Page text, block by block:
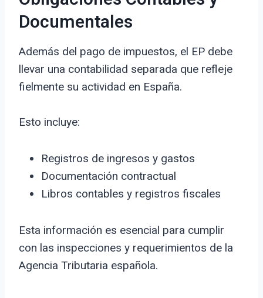
Documentales
Además del pago de impuestos, el EP debe
llevar una contabilidad separada que refleje
fielmente su actividad en España.
Esto incluye:
Registros de ingresos y gastos
Documentación contractual
Libros contables y registros fiscales
Esta información es esencial para cumplir
con las inspecciones y requerimientos de la
Agencia Tributaria española.